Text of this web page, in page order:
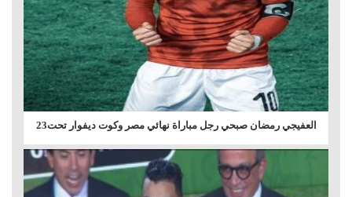
العفيجي رمضان صبحي رجل مباراة نهائي مصر وكوت ديفوار تحت23